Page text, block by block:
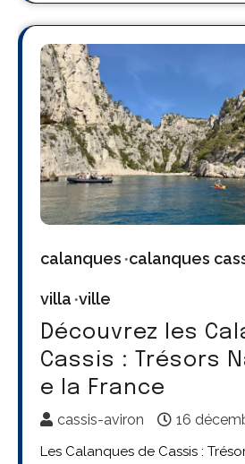
calanques calanques
villa ville
Découvrez les
Cassis : Trésors
e la France
cassis-aviron 16
Les Calanques de Cassis :